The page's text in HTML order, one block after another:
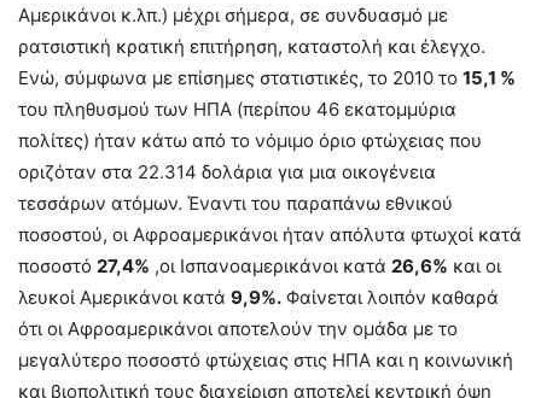
Αμερικάνοι κ.λπ.) μέχρι σήμερα, σε συνδυασμό με
ρατσιστική κρατική επιτήρηση, καταστολή και έλεγχο.
Ενώ, σύμφωνα με επίσημες στατιστικές, το 2010 το 15,1 %
του πληθυσμού των ΗΠΑ (περίπου 46 εκατομμύρια
πολίτες) ήταν κάτω από το νόμιμο όριο φτώχειας που
οριζόταν στα 22.314 δολάρια για μια οικογένεια
τεσσάρων ατόμων. Έναντι του παραπάνω εθνικού
ποσοστού, οι Αφροαμερικάνοι ήταν απόλυτα φτωχοί κατά
ποσοστό 27,4% ,οι Ισπανοαμερικάνοι κατά 26,6% και οι
λευκοί Αμερικάνοι κατά 9,9%. Φαίνεται λοιπόν καθαρά
ότι οι Αφροαμερικάνοι αποτελούν την ομάδα με το
μεγαλύτερο ποσοστό φτώχειας στις ΗΠΑ και η κοινωνική
και βιοπολιτική τους διαχείριση αποτελεί κεντρική όψη